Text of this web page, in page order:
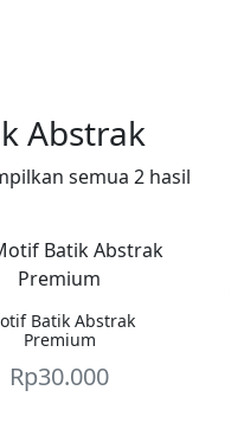
Abstrak
semua 2 hasil
Batik Abstrak
Premium
Rp30.000